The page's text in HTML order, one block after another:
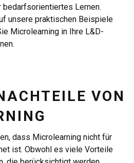
Lernen.
unsere praktischen Beispiele
Microlearning in Ihre L&D-
VON
dass Microlearning nicht für
ist. Obwohl es viele Vorteile